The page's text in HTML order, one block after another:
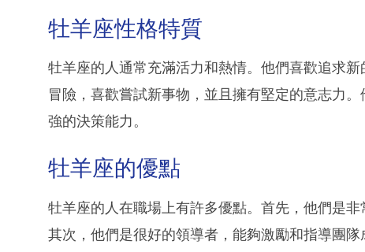
牡羊座性格特質
牡羊座的人通常充滿活力和熱情。他們喜歡追求
冒險，喜歡嘗試新事物，並且擁有堅定的意志力
強的決策能力。
牡羊座的優點
牡羊座的人在職場上有許多優點。首先，他們是
其次，他們是很好的領導者，能夠激勵和指導團